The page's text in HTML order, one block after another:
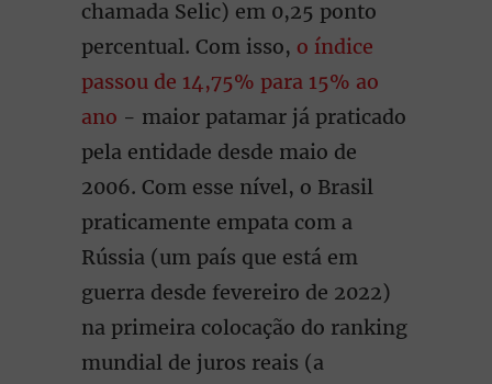
chamada Selic) em 0,25 ponto
percentual. Com isso, o índice
passou de 14,75% para 15% ao
ano - maior patamar já praticado
pela entidade desde maio de
2006. Com esse nível, o Brasil
praticamente empata com a
Rússia (um país que está em
guerra desde fevereiro de 2022)
na primeira colocação do ranking
mundial de juros reais (a